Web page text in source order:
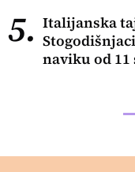
5. Italijanska
naviku od